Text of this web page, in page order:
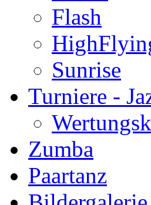
Flash
Sunrise
Turniere -
Zumba
Paartanz